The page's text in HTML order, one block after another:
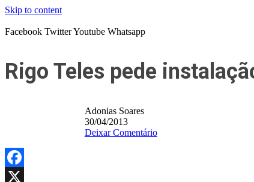
Skip to content
Facebook TwitterYoutube Whatsapp
Rigo Teles pede
Adonias Soares
30/04/2013
Deixar Comentário
Facebook